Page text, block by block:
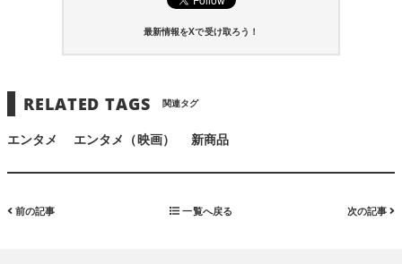
最新情報をXで受け取ろう！
RELATED TAGS 関連タグ
エンタメ エンタメ（映画） 新商品
前の記事 一覧へ戻る 次の記事